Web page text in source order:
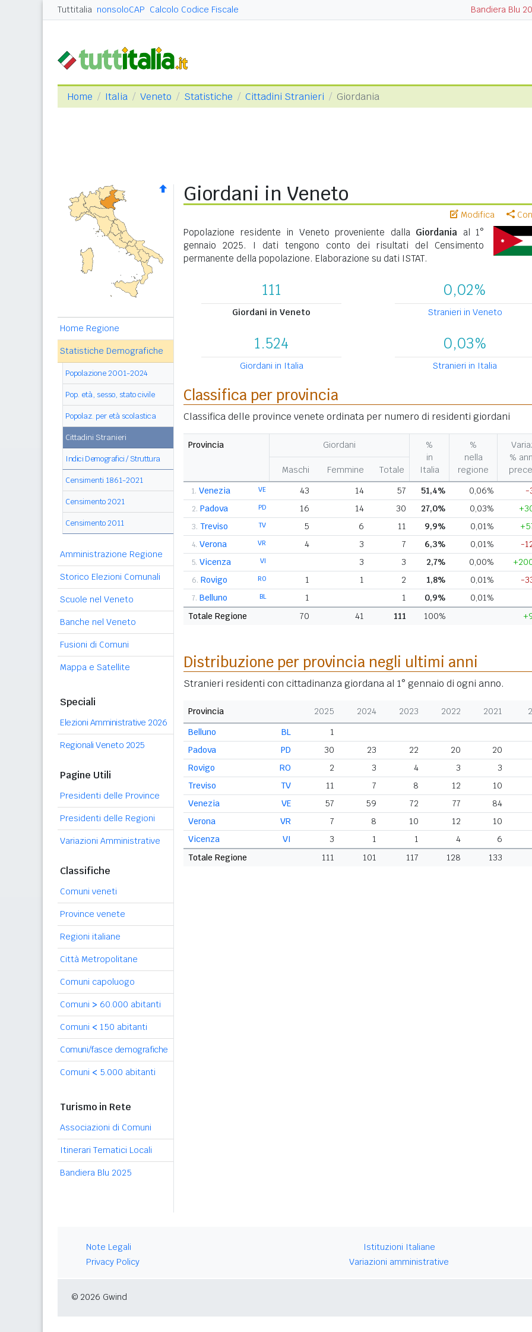
Tuttitalia nonsoloCAP Calcolo Codice Fiscale Bandiera Blu
Home Italia Veneto Statistiche Cittadini Stranieri Giordania
Home Regione
Statistiche Demografiche
Popolazione 2001-2024
Pop. età, sesso, stato civile
Popolaz. per età scolastica
Cittadini Stranieri
Indici Demografici / Struttura
Censimenti 1861-2021
Censimento 2021
Censimento 2011
Amministrazione Regione
Storico Elezioni Comunali
Scuole nel Veneto
Banche nel Veneto
Fusioni di Comuni
Mappa e Satellite
Speciali
Elezioni Amministrative 2026
Regionali Veneto 2025
Pagine Utili
Presidenti delle Province
Presidenti delle Regioni
Variazioni Amministrative
Classifiche
Comuni veneti
Province venete
Regioni italiane
Città Metropolitane
Comuni capoluogo
Comuni > 60.000 abitanti
Comuni < 150 abitanti
Comuni/fasce demografiche
Comuni < 5.000 abitanti
Turismo in Rete
Associazioni di Comuni
Itinerari Tematici Locali
Bandiera Blu 2025
Giordani in Veneto
Modifica
Popolazione residente in Veneto proveniente dalla Giordania al 1°
gennaio 2025. I dati tengono conto dei risultati del Censimento
permanente della popolazione. Elaborazione su dati ISTAT.
111
Giordani in Veneto
0,02%
Stranieri in Veneto
1.524
Giordani in Italia
0,03%
Stranieri in Italia
Classifica per provincia
Classifica delle province venete ordinata per numero di residenti giordani
Provincia Giordani
%
in
Italia
%
nella
regione
%
Maschi Femmine Totale
1. VE
Venezia 43 14 57 51,4% 0,06% -
2. PD
Padova 16 14 30 27,0% 0,03%
3. TV
Treviso 5 6 11 9,9% 0,01%
4. VR
Verona 4 3 7 6,3% 0,01% -
5. VI
Vicenza 3 3 2,7% 0,00%
6. RO
Rovigo 1 1 2 1,8% 0,01% -
7. BL
Belluno 1 1 0,9% 0,01%
Totale Regione
70 41 111 100%
Distribuzione per provincia negli ultimi anni
Stranieri residenti con cittadinanza giordana al 1° gennaio di ogni anno.
Provincia 2025 2024 2023 2022 2021
BL
Belluno 1
PD
Padova 30 23 22 20 20
RO
Rovigo 2 3 4 3 3
TV
Treviso 11 7 8 12 10
VE
Venezia 57 59 72 77 84
VR
Verona 7 8 10 12 10
VI
Vicenza 3 1 1 4 6
Totale Regione
111 101 117 128 133
Note Legali
Privacy Policy
Istituzioni Italiane
Variazioni amministrative
© 2026 Gwind